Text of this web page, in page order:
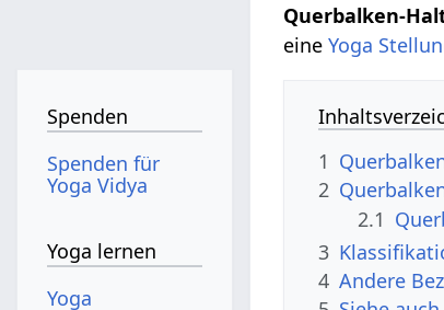
Querbalken-
eineYoga
1
2
2.1
3
4 Andere
Spenden
Spenden für
Yoga Vidya
Yoga lernen
Yoga